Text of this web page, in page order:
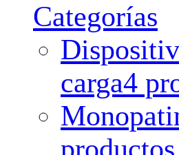
Categorías
carga4